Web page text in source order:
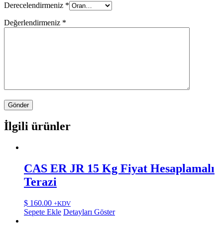
Derecelendirmeniz *
Değerlendirmeniz *
İlgili ürünler
CAS ER JR 15 Kg Fiyat Hesaplamalı
Terazi
$ 160.00 +KDV
Sepete Ekle Detayları Göster